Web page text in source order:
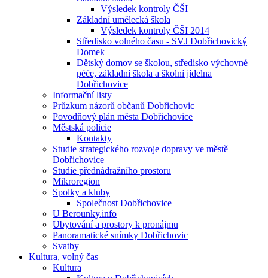
Výsledek kontroly ČŠI
Základní umělecká škola
Výsledek kontroly ČŠI 2014
Středisko volného času - SVJ Dobřichovický
Domek
Dětský domov se školou, středisko výchovné
péče, základní škola a školní jídelna
Dobřichovice
Informační listy
Průzkum názorů občanů Dobřichovic
Povodňový plán města Dobřichovice
Městská policie
Kontakty
Studie strategického rozvoje dopravy ve městě
Dobřichovice
Studie přednádražního prostoru
Mikroregion
Spolky a kluby
Společnost Dobřichovice
U Berounky.info
Ubytování a prostory k pronájmu
Panoramatické snímky Dobřichovic
Svatby
Kultura, volný čas
Kultura